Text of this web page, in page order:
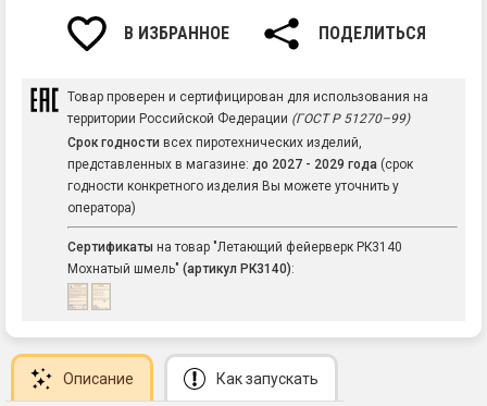
В ИЗБРАННОЕ ПОДЕЛИТЬСЯ
Товар проверен и сертифицирован для использования на
территории Российской Федерации (ГОСТ Р 51270–99)
Срок годности всех пиротехнических изделий,
представленных в магазине: до 2027 - 2029 года (срок
годности конкретного изделия Вы можете уточнить у
оператора)
Сертификаты на товар "Летающий фейерверк РК3140
Мохнатый шмель" (артикул РК3140):
Описание Как запускать